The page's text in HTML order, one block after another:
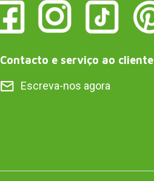
Contacto e serviço ao cliente
Escreva-nos agora